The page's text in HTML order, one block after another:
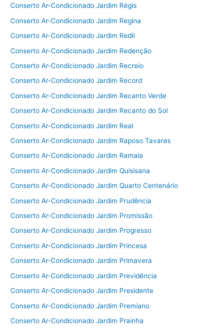
Conserto Ar-Condicionado Jardim Régis
Conserto Ar-Condicionado Jardim Regina
Conserto Ar-Condicionado Jardim Redil
Conserto Ar-Condicionado Jardim Redenção
Conserto Ar-Condicionado Jardim Recreio
Conserto Ar-Condicionado Jardim Record
Conserto Ar-Condicionado Jardim Recanto Verde
Conserto Ar-Condicionado Jardim Recanto do Sol
Conserto Ar-Condicionado Jardim Real
Conserto Ar-Condicionado Jardim Raposo Tavares
Conserto Ar-Condicionado Jardim Ramala
Conserto Ar-Condicionado Jardim Quisisana
Conserto Ar-Condicionado Jardim Quarto Centenário
Conserto Ar-Condicionado Jardim Prudência
Conserto Ar-Condicionado Jardim Promissão
Conserto Ar-Condicionado Jardim Progresso
Conserto Ar-Condicionado Jardim Princesa
Conserto Ar-Condicionado Jardim Primavera
Conserto Ar-Condicionado Jardim Previdência
Conserto Ar-Condicionado Jardim Presidente
Conserto Ar-Condicionado Jardim Premiano
Conserto Ar-Condicionado Jardim Prainha